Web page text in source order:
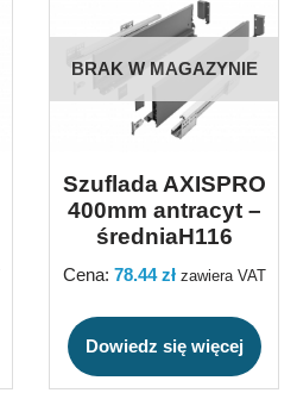
BRAK W MAGAZYNIE
Szuflada AXISPRO
400mm antracyt –
średniaH116
Cena: 78.44zł zawiera VAT
Dowiedz się więcej